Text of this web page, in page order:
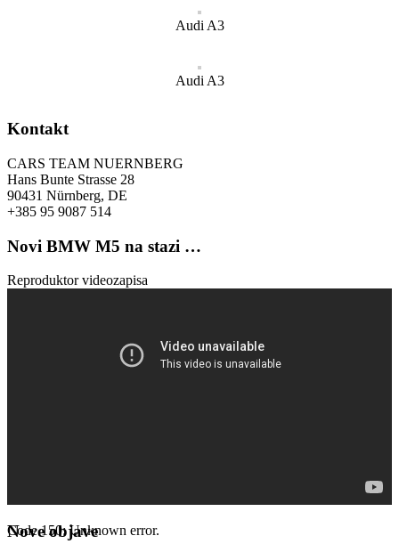
Audi A3
Audi A3
Kontakt
CARS TEAM NUERNBERG
Hans Bunte Strasse 28
90431 Nürnberg, DE
+385 95 9087 514
Novi BMW M5 na stazi …
Reproduktor videozapisa
Code 150: Unknown error.
Nove objave